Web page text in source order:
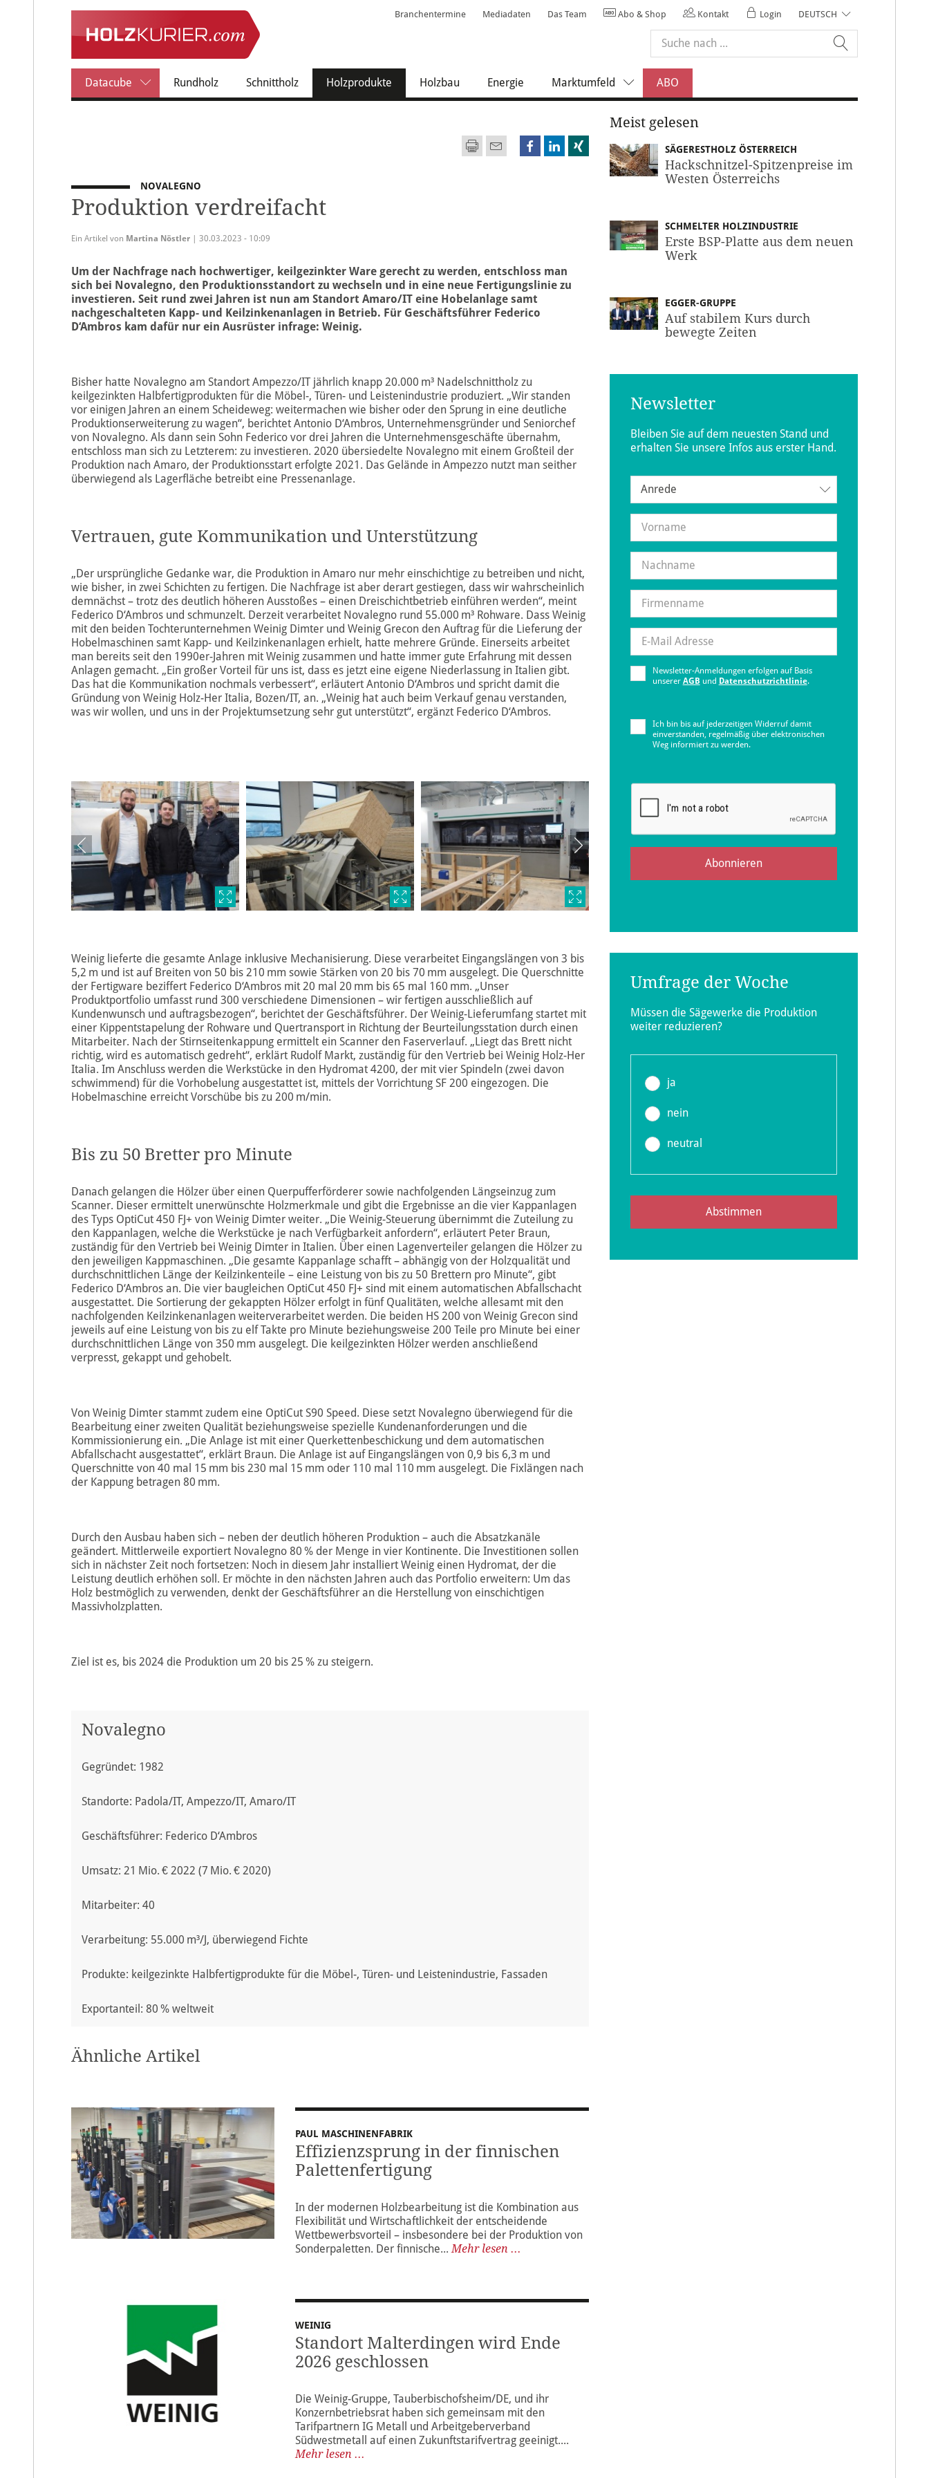
Branchentermine Mediadaten Das Team Abo & Shop Kontakt Login DEUTSCH
Datacube Rundholz Schnittholz Holzprodukte (current)Holzbau Energie Marktumfeld ABO
NOVALEGNO
Produktion verdreifacht
Ein Artikel von Martina Nöstler | 30.03.2023 - 10:09
Um der Nachfrage nach hochwertiger, keilgezinkter Ware gerecht zu werden, entschloss man
sich bei Novalegno, den Produktionsstandort zu wechseln und in eine neue Fertigungslinie zu
investieren. Seit rund zwei Jahren ist nun am Standort Amaro/IT eine Hobelanlage samt
nachgeschalteten Kapp- und Keilzinkenanlagen in Betrieb. Für Geschäftsführer Federico
D‘Ambros kam dafür nur ein Ausrüster infrage: Weinig.
Bisher hatte Novalegno am Standort Ampezzo/IT jährlich knapp 20.000 m³ Nadelschnittholz zu
keilgezinkten Halbfertigprodukten für die Möbel-, Türen- und Leistenindustrie produziert. „Wir standen
vor einigen Jahren an einem Scheideweg: weitermachen wie bisher oder den Sprung in eine deutliche
Produktionserweiterung zu wagen“, berichtet Antonio D‘Ambros, Unternehmensgründer und Seniorchef
von Novalegno. Als dann sein Sohn Federico vor drei Jahren die Unternehmensgeschäfte übernahm,
entschloss man sich zu Letzterem: zu investieren. 2020 übersiedelte Novalegno mit einem Großteil der
Produktion nach Amaro, der Produktionsstart erfolgte 2021. Das Gelände in Ampezzo nutzt man seither
überwiegend als Lagerfläche betreibt eine Pressenanlage.
Vertrauen, gute Kommunikation und Unterstützung
„Der ursprüngliche Gedanke war, die Produktion in Amaro nur mehr einschichtige zu betreiben und nicht ,
wie bisher , in zwei Schichten zu fertigen. Die Nachfrage ist aber derart gestiegen, dass wir wahrscheinlich
demnächst – trotz des deutlich höheren Ausstoß es – einen Dreischichtbetrieb einführen werden“, meint
Federico D‘Ambros und schmunzelt. Derzeit verarbeitet Novalegno rund 55.000 m³ Rohware. Dass Weinig
mit den beiden Tochterunternehmen Weinig Dimter und Weinig Grecon den Auftrag für die Lieferung der
Hobelmaschinen samt Kapp- und Keilzinkenanlagen erhielt, hatte mehrere Gründe. Einerseits arbeitet
man bereits seit den 1990er-Jahren mit Weinig zusammen und hatte immer gute Erfahrung mit dessen
Anlagen gemacht. „Ein großer Vorteil für uns ist, dass es jetzt eine eigene Niederlassung in Italien gibt.
Das hat die Kommunikation nochmals verbessert“, erläutert Antonio D‘Ambros und spricht damit die
Gründung von Weinig Holz-Her Italia, Bozen/IT, an. „Weinig hat auch beim Verkauf genau verstanden,
was wir wollen , und uns in der Projektumsetzung sehr gut unterstützt“, ergänzt Federico D‘Ambros.
Weinig lieferte die gesamte Anlage inklusive Mechanisierung. Diese verarbeitet Eingangslängen von 3 bis
5,2 m und ist auf Breiten von 50 bis 210 mm sowie Stärken von 20 bis 70 mm ausgelegt. Die Querschnitte
der Fertigware beziffert Federico D‘Ambros mit 20 mal 20 mm bis 65 mal 160 mm. „Unser
Produktportfolio umfasst rund 300 verschiedene Dimensionen – wir fertigen ausschließlich auf
Kundenwunsch und auftragsbezogen“, berichtet der Geschäftsführer. Der Weinig-Lieferumfang startet mit
einer Kippentstapelung der Rohware und Quertransport in Richtung der Beurteilungsstation durch einen
Mitarbeiter. Nach der Stirnseit enkappung ermittelt ein Scanner den Faserverlauf. „Liegt das Brett nicht
richtig, wird es automatisch gedreht“, erklärt Rudolf Markt, zuständig für den Vertrieb bei Weinig Holz-Her
Italia. Im Anschluss werden die Werkstücke in den Hydromat 4200, der mit vier Spindeln (zwei davon
schwimmend) für die Vorhobelung ausgestattet ist, mittels der Vorrichtung SF 200 eingezogen. Die
Hobelmaschine erreicht Vorschübe bis zu 200 m/min.
Bis zu 50 Bretter pro Minute
Danach gelangen die Hölzer über einen Querpufferförder er sowie nachfolgenden Längseinzug zum
Scanner. Dieser ermittelt unerwünschte Holzmerkmale und gibt die Ergebnisse an die vier Kappanlagen
des Typs OptiCut 450 FJ+ von Weinig Dimter weiter. „Die Weinig-Steuerung übernimmt die Zuteilung zu
den Kappanlagen, welche die Werkstücke je nach Verfügbarkeit anfordern“, erläutert Peter Braun,
zuständig für den Vertrieb bei Weinig Dimter in Italien. Über einen Lagenverteiler gelangen die Hölzer zu
den jeweiligen Kappmaschinen. „Die gesamte Kappanlage schafft – abhängig von der Holzqualität und
durchschnittlichen Länge der Keilzinkenteil e – eine Leistung von bis zu 50 Brettern pro Minute“, gibt
Federico D‘Ambros an. Die vier baugleichen OptiCut 450 FJ+ sind mit einem automatischen Abfallschacht
ausgestattet. Die Sortierung der gekappten Hölzer erfolgt in fünf Qualitäten, welche allesamt mit den
nachfolgenden Keilzinkenanlagen weiterverarbeitet werden. Die beiden HS 200 von Weinig Grecon sind
jeweils auf eine Leistung von bis zu elf Takte pro Minute beziehungsweise 200 Teile pro Minute bei einer
durchschnittlichen Länge von 350 mm ausgelegt. Die keilgezinkten Hölzer werden anschließend
verpresst, gekappt und gehobelt.
Von Weinig Dimter stammt zudem eine OptiCut S90 Speed. Diese setzt Novalegno überwiegend für die
Bearbeitung einer zweiten Qualität beziehungsweise spezielle Kundenanforderungen und die
Kommissionierung ein. „Die Anlage ist mit einer Querkettenbeschickung und dem automatischen
Abfallschacht ausgestattet“, erklärt Braun. Die Anlage ist auf Eingangslängen von 0,9 bis 6,3 m und
Querschnitte von 40 mal 15 mm bis 230 mal 15 mm oder 110 mal 110 mm ausgelegt. Die Fixlängen nach
der Kappung betragen 80 mm.
Durch den Ausbau haben sich – neben der deutlich höheren Produktion – auch die Absatzkanäle
geändert. Mittlerweile exportiert Novalegno 80 % der Menge in vier Kontinente. Die Investitionen sollen
sich in nächster Zeit noch fortsetzen: Noch in diesem Jahr installiert Weinig einen Hydromat, der die
Leistung deutlich erhöhen soll. Er möchte in den nächsten Jahren auch das Portfolio erweitern: Um das
Holz bestmöglich zu verwenden, denkt der Geschäftsführer an die Herstellung von einschichtigen
Massivholzplatten.
Ziel ist es, bis 2024 die Produktion um 20 bis 25 % zu steigern.
Novalegno
Gegründet: 1982
Standorte: Padola/IT, Ampezzo/IT, Amaro/IT
Geschäftsführer: Federico D‘Ambros
Umsatz: 21 Mio. € 2022 (7 Mio. € 2020)
Mitarbeiter: 40
Verarbeitung: 55.000 m³/J, überwiegend Fichte
Produkte: keilgezinkte Halbfertigprodukte für die Möbel-, Türen- und Leistenindustrie, Fassaden
Exportanteil: 80 % weltweit
Ähnliche Artikel
PAUL MASCHINENFABRIK
Effizienzsprung in der finnischen
Palettenfertigung
In der modernen Holzbearbeitung ist die Kombination aus
Flexibilität und Wirtschaftlichkeit der entscheidende
Wettbewerbsvorteil – insbesondere bei der Produktion von
Sonderpaletten. Der finnische...Mehr lesen ...
WEINIG
Standort Malterdingen wird Ende
2026 geschlossen
Die Weinig-Gruppe, Tauberbischofsheim/DE, und ihr
Konzernbetriebsrat haben sich gemeinsam mit den
Tarifpartnern IG Metall und Arbeitgeberverband
Südwestmetall auf einen Zukunftstarifvertrag geeinigt....
Mehr lesen ...
Meist gelesen
SÄGERESTHOLZ ÖSTERREICH
Hackschnitzel-Spitzenpreise im
Westen Österreichs
SCHMELTER HOLZINDUSTRIE
Erste BSP-Platte aus dem neuen
Werk
EGGER-GRUPPE
Auf stabilem Kurs durch
bewegte Zeiten
Newsletter
Bleiben Sie auf dem neuesten Stand und
erhalten Sie unsere Infos aus erster Hand.
Anrede
Anrede
Newsletter-Anmeldungen erfolgen auf Basis
unserer AGB und Datenschutzrichtlinie.
Ich bin bis auf jederzeitigen Widerruf damit
einverstanden, regelmäßig über elektronischen
Weg informiert zu werden.
Abonnieren
Umfrage der Woche
Müssen die Sägewerke die Produktion
weiter reduzieren?
ja
nein
neutral
Abstimmen